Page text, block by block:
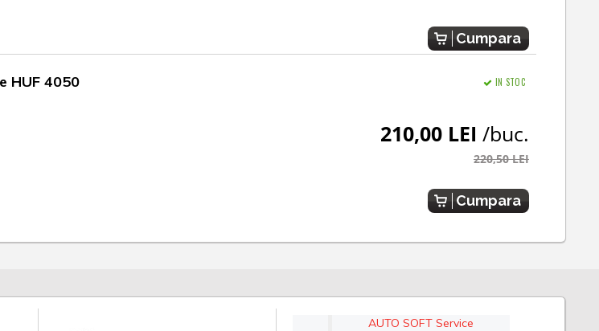
Cumpara
HUF 4050 IN STOC
210,00 LEI /buc.
220,50 LEI
Cumpara
AUTO SOFT Service